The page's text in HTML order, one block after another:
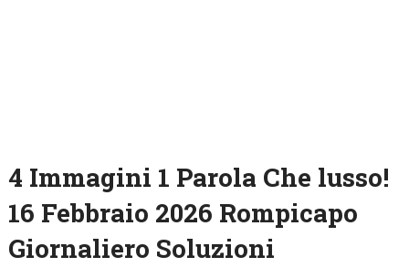
4 Immagini 1 Parola Che lusso!
16 Febbraio 2026 Rompicapo
Giornaliero Soluzioni